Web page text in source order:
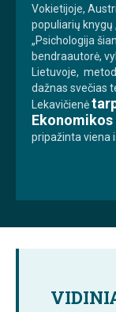
Vokietijoje,
populiarių knygų
„Psichologija
bendraautorė,
Lietuvoje,
dažnas svečias
Lekavičienė
pripažinta viena